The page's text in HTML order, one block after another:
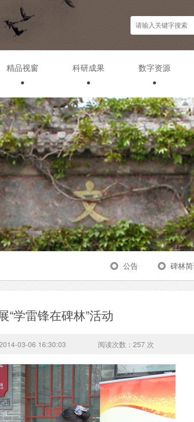
精品视窗 科研成果 数字资源
公告 碑林
“学雷锋在碑林”活动
03-06 16:30:03 阅读次数： 257 次